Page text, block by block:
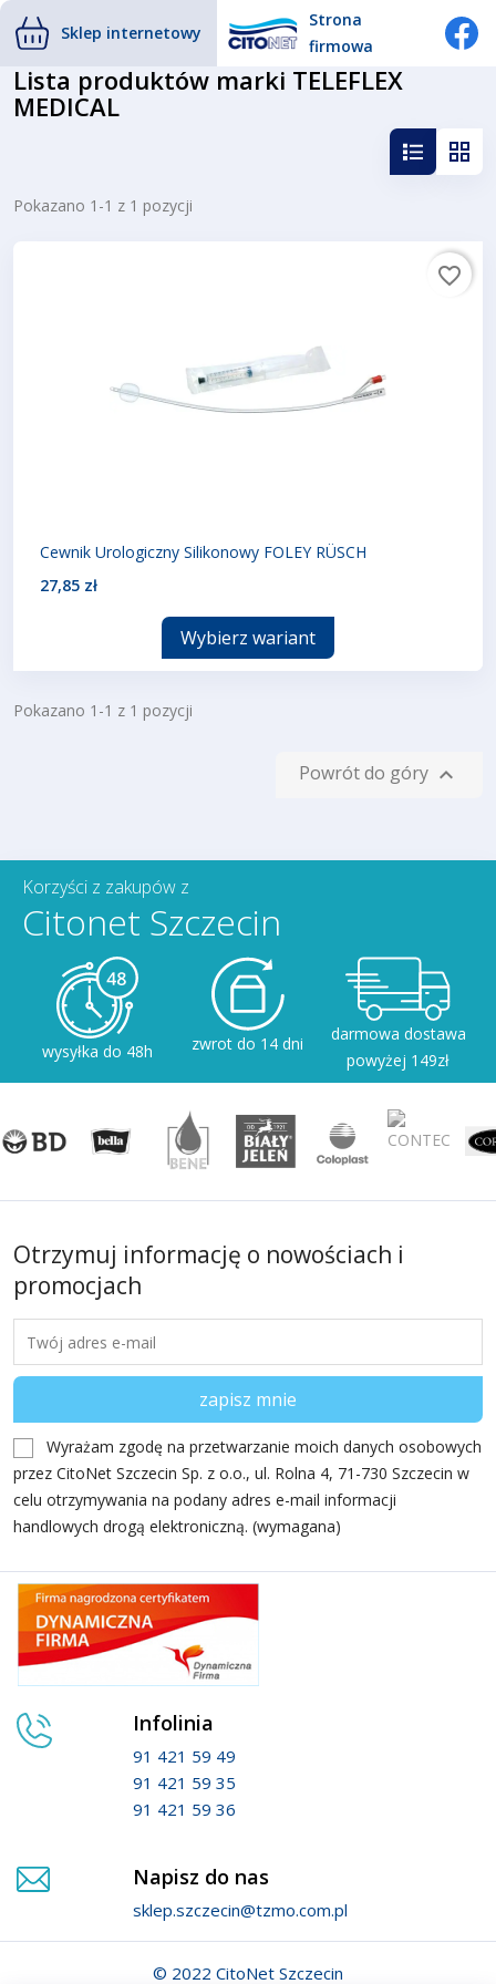
Sklep internetowy
Strona
firmowa
Lista produktów marki TELEFLEX
MEDICAL
Pokazano 1-1 z 1 pozycji
Cewnik Urologiczny Silikonowy FOLEY RÜSCH
27,85 zł
Wybierz wariant
favorite_border
Pokazano 1-1 z 1 pozycji
Powrót do góry 
Korzyści z zakupów z
Citonet Szczecin
wysyłka do 48h zwrot do 14 dni
darmowa dostawa
powyżej 149zł
Otrzymuj informację o nowościach i
promocjach
Wyrażam zgodę na przetwarzanie moich danych osobowych
przez CitoNet Szczecin Sp. z o.o., ul. Rolna 4, 71-730 Szczecin w
celu otrzymywania na podany adres e-mail informacji
handlowych drogą elektroniczną. (wymagana)
Infolinia
91 421 59 49
91 421 59 35
91 421 59 36
Napisz do nas
sklep.szczecin@tzmo.com.pl
© 2022 CitoNet Szczecin